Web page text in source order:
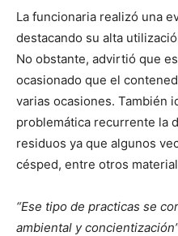
La funcionaria realizó una
destacando su alta
No obstante, advirtió que
ocasionado que el
varias ocasiones. También
problemática recurrente la
residuos ya que algunos
césped, entre otros
“Ese tipo de practicas se
ambiental y